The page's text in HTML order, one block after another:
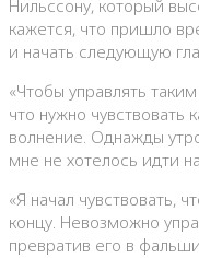
Нильссону, который
кажется, что пришло
и начать следующую
«Чтобы управлять
что нужно чувствовать
волнение. Однажды
мне не хотелось идти
«Я начал чувствовать,
концу. Невозможно
превратив его в